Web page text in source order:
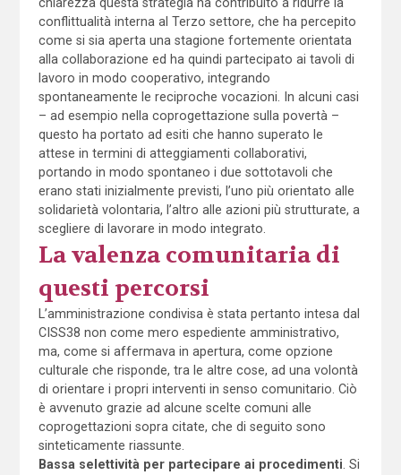
chiarezza questa strategia ha contribuito a ridurre la
conflittualità interna al Terzo settore, che ha percepito
come si sia aperta una stagione fortemente orientata
alla collaborazione ed ha quindi partecipato ai tavoli di
lavoro in modo cooperativo, integrando
spontaneamente le reciproche vocazioni. In alcuni casi
– ad esempio nella coprogettazione sulla povertà –
questo ha portato ad esiti che hanno superato le
attese in termini di atteggiamenti collaborativi,
portando in modo spontaneo i due sottotavoli che
erano stati inizialmente previsti, l’uno più orientato alle
solidarietà volontaria, l’altro alle azioni più strutturate, a
scegliere di lavorare in modo integrato.
La valenza comunitaria di
questi percorsi
L’amministrazione condivisa è stata pertanto intesa dal
CISS38 non come mero espediente amministrativo,
ma, come si affermava in apertura, come opzione
culturale che risponde, tra le altre cose, ad una volontà
di orientare i propri interventi in senso comunitario. Ciò
è avvenuto grazie ad alcune scelte comuni alle
coprogettazioni sopra citate, che di seguito sono
sinteticamente riassunte.
Bassa selettività per partecipare ai procedimenti. Si